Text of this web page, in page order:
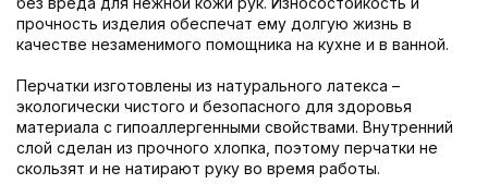
прочность изделия обеспечат ему долгую жизнь в
качестве незаменимого помощника на кухне и в ванной.
Перчатки изготовлены из натурального латекса –
экологически чистого и безопасного для здоровья
материала с гипоаллергенными свойствами. Внутренний
слой сделан из прочного хлопка, поэтому перчатки не
скользят и не натирают руку во время работы.